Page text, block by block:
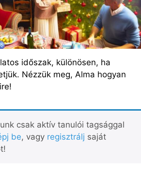
időszak, különösen, ha
Nézzük meg, Alma hogyan
csak aktív tanulói tagsággal
be, vagy regisztrálj saját